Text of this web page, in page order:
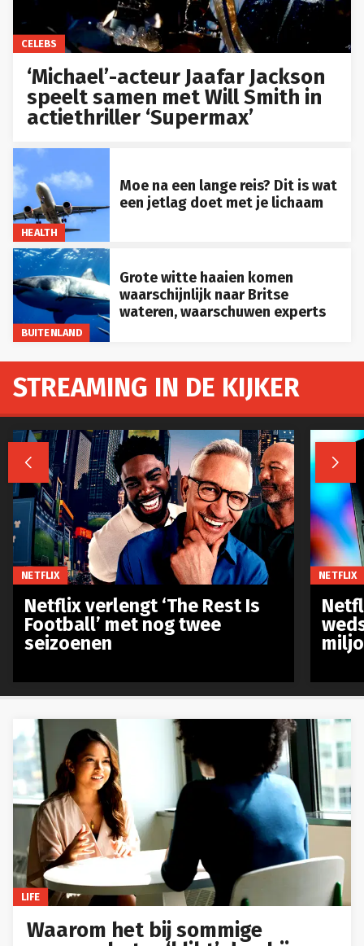
CELEBS
‘Michael’-acteur Jaafar Jackson
speelt samen met Will Smith in
actiethriller ‘Supermax’
HEALTH
Moe na een lange reis? Dit is wat
een jetlag doet met je lichaam
BUITENLAND
Grote witte haaien komen
waarschijnlijk naar Britse
wateren, waarschuwen experts
LIFE
Waarom het bij sommige
STREAMING IN DE KIJKER
 
NETFLIX
Netflix verlengt ‘The Rest Is
Football’ met nog twee
seizoenen
NETFLIX